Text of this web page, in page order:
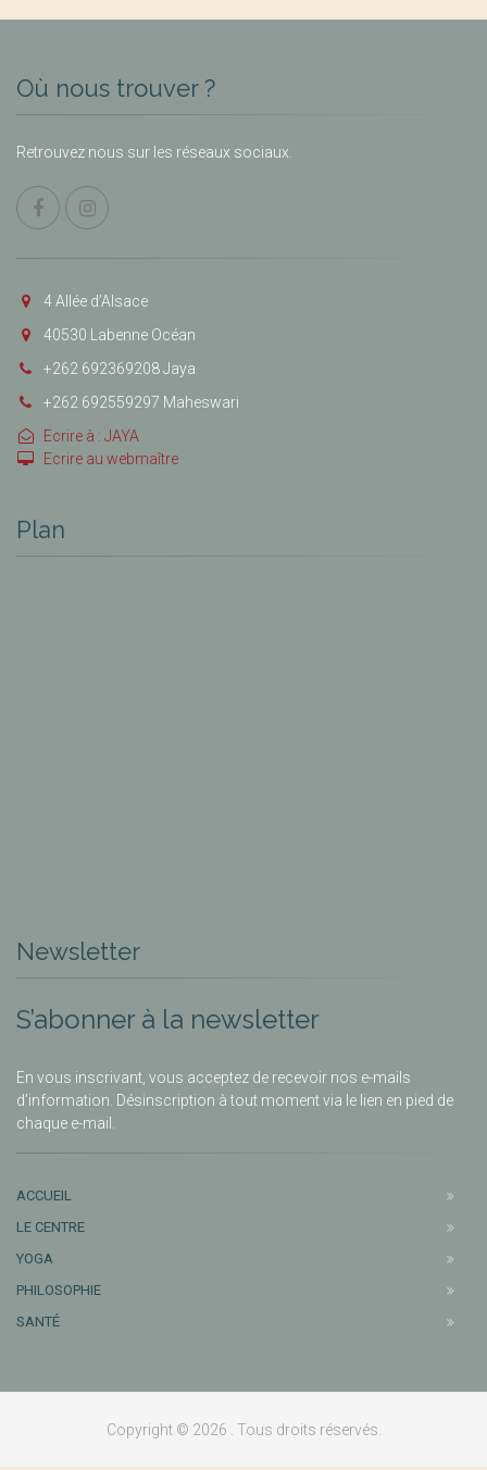
Où nous trouver ?
Retrouvez nous sur les réseaux sociaux.
4 Allée d’Alsace
40530 Labenne Océan
+262 692369208 Jaya
+262 692559297 Maheswari
Ecrire à : JAYA
Ecrire au webmaître
Plan
Newsletter
S’abonner à la newsletter
En vous inscrivant, vous acceptez de recevoir nos e-mails
d’information. Désinscription à tout moment via le lien en pied de
chaque e-mail.
ACCUEIL
LE CENTRE
YOGA
PHILOSOPHIE
SANTÉ
Copyright © 2026 . Tous droits réservés.